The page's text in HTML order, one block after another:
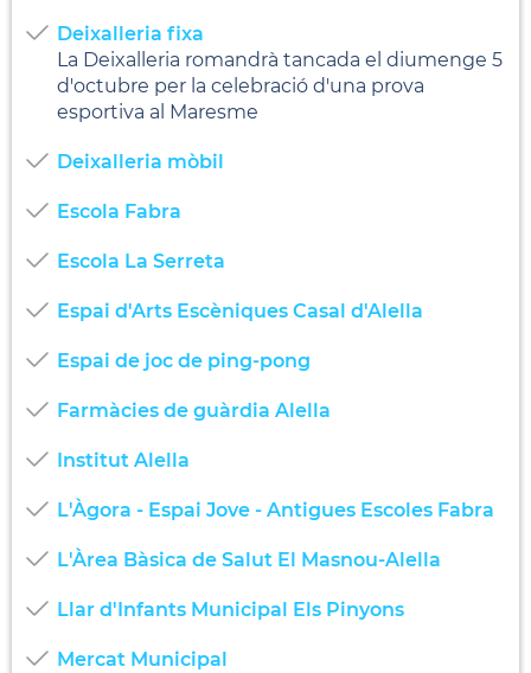
Deixalleria fixa
La Deixalleria romandrà tancada el diumenge 5
d'octubre per la celebració d'una prova
esportiva al Maresme
Deixalleria mòbil
Escola Fabra
Escola La Serreta
Espai d'Arts Escèniques Casal d'Alella
Espai de joc de ping-pong
Farmàcies de guàrdia Alella
Institut Alella
L'Àgora - Espai Jove - Antigues Escoles Fabra
L'Àrea Bàsica de Salut El Masnou-Alella
Llar d'Infants Municipal Els Pinyons
Mercat Municipal